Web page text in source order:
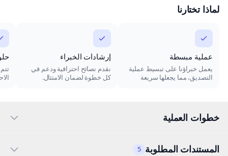
لماذا تختارنا
عملية مبسطة
يعمل خبراؤنا على تبسيط عملية
التصديق، مما يجعلها سريعة
إرشادات الخبراء
نقدم نصائح احترافية ودعم في
كل خطوة لضمان الامتثال.
خطوات العملية
المستندات المطلوبة 5